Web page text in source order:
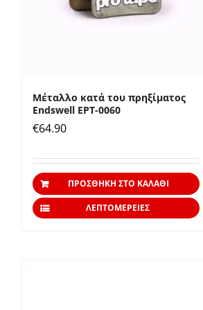
Μέταλλο κατά του πρηξίματος
Εndswell EPT-0060
€64.90
ΠΡΟΣΘΉΚΗ ΣΤΟ ΚΑΛΆΘΙ
ΛΕΠΤΟΜΈΡΕΙΕΣ